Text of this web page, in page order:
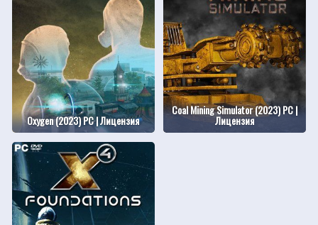
Oxygen (2023) PC | Лицензия
Coal Mining Simulator (2023) PC |
Лицензия